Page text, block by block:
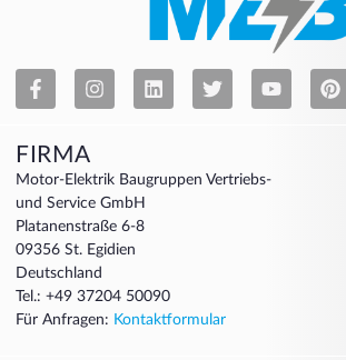
FIRMA
Motor-Elektrik Baugruppen Vertriebs-
und Service GmbH
Platanenstraße 6-8
09356 St. Egidien
Deutschland
Tel.: +49 37204 50090
Für Anfragen: Kontaktformular